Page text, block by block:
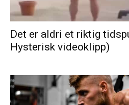
Det er aldri et riktig
Hysterisk videoklipp)